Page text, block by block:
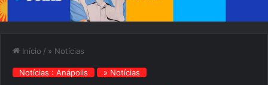
Início / » Notícias
Notícias : Anápolis » Notícias